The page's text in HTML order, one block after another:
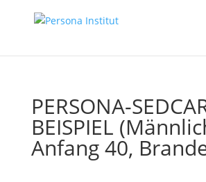
PERSONA-
BEISPIEL
Anfang 40,